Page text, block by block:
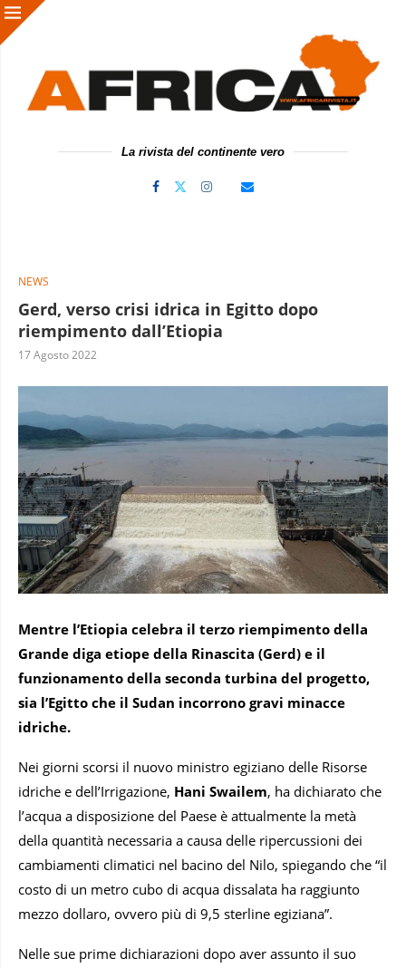
La rivista del continente vero
NEWS
Gerd, verso crisi idrica in Egitto dopo
riempimento dall’Etiopia
17 Agosto 2022
Mentre l’Etiopia celebra il terzo riempimento della
Grande diga etiope della Rinascita (Gerd) e il
funzionamento della seconda turbina del progetto,
sia l’Egitto che il Sudan incorrono gravi minacce
idriche.
Nei giorni scorsi il nuovo ministro egiziano delle Risorse
idriche e dell’Irrigazione, Hani Swailem, ha dichiarato che
l’acqua a disposizione del Paese è attualmente la metà
della quantità necessaria a causa delle ripercussioni dei
cambiamenti climatici nel bacino del Nilo, spiegando che “il
costo di un metro cubo di acqua dissalata ha raggiunto
mezzo dollaro, ovvero più di 9,5 sterline egiziana”.
Nelle sue prime dichiarazioni dopo aver assunto il suo